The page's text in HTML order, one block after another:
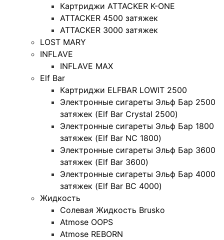
Картриджи ATTACKER K-ONE
ATTACKER 4500 затяжек
ATTACKER 3000 затяжек
LOST MARY
INFLAVE
INFLAVE MAX
Elf Bar
Картриджи ELFBAR LOWIT 2500
Электронные сигареты Эльф Бар 2500
затяжек (Elf Bar Crystal 2500)
Электронные сигареты Эльф Бар 1800
затяжек (Elf Bar NC 1800)
Электронные сигареты Эльф Бар 3600
затяжек (Elf Bar 3600)
Электронные сигареты Эльф Бар 4000
затяжек (Elf Bar BC 4000)
Жидкость
Солевая Жидкость Brusko
Atmose OOPS
Atmose REBORN